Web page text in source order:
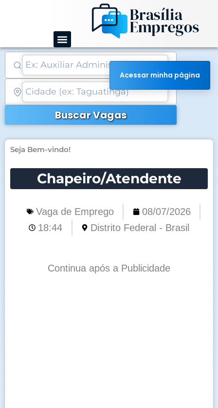
conteúdo
Buscar Vagas
Seja Bem-vindo!
Chapeiro/Atendente
Vaga de Emprego
08/07/2026
18:44
Distrito Federal - Brasil
Continua após a Publicidade
Acessar minha página